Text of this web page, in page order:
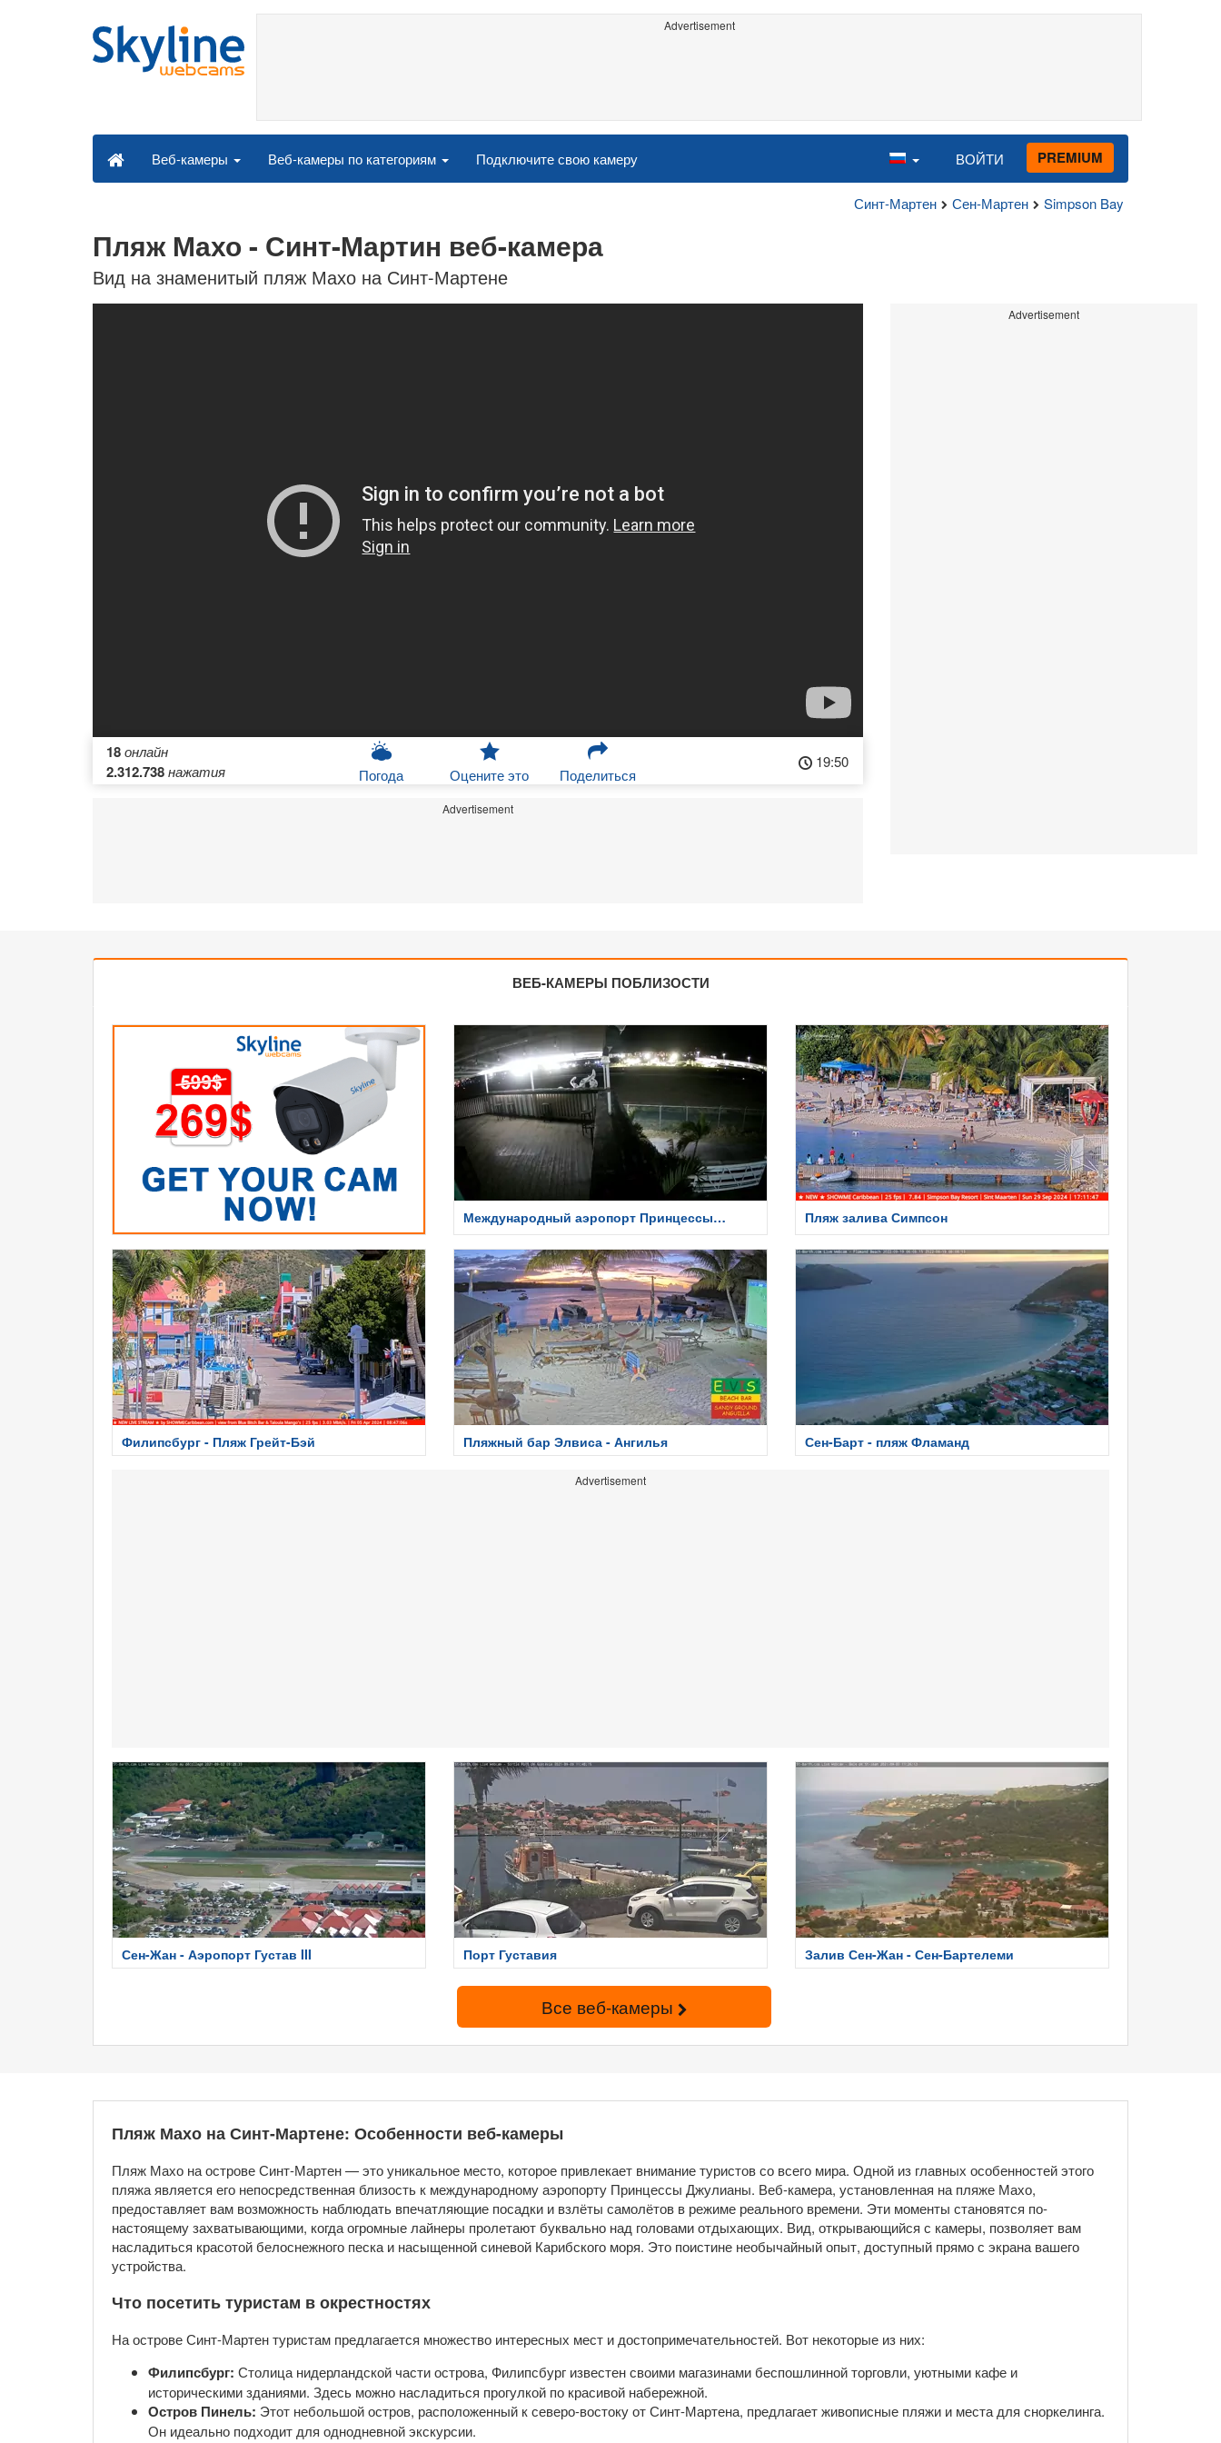
Advertisement
Веб-камеры Веб-камеры по категориям Подключите свою камеру ВОЙТИ PREMIUM
Синт-Мартен Сен-Мартен Simpson Bay
Пляж Махо - Синт-Мартин веб-камера
Вид на знаменитый пляж Махо на Синт-Мартене
18онлайн
2.312.738нажатия Погода Оцените это Поделиться
19:50
Advertisement
Advertisement
ВЕБ-КАМЕРЫ ПОБЛИЗОСТИ
Международный аэропорт Принцессы
Юлианы
Пляж залива Симпсон
Филипсбург - Пляж Грейт-Бэй Пляжный бар Элвиса - Ангилья Сен-Барт - пляж Фламанд
Advertisement
Сен-Жан - Аэропорт Густав III Порт Густавия Залив Сен-Жан - Сен-Бартелеми
Все веб-камеры
Пляж Махо на Синт-Мартене: Особенности веб-камеры
Пляж Махо на острове Синт-Мартен — это уникальное место, которое привлекает внимание туристов со всего мира. Одной из главных особенностей этого
пляжа является его непосредственная близость к международному аэропорту Принцессы Джулианы. Веб-камера, установленная на пляже Махо,
предоставляет вам возможность наблюдать впечатляющие посадки и взлёты самолётов в режиме реального времени. Эти моменты становятся по-
настоящему захватывающими, когда огромные лайнеры пролетают буквально над головами отдыхающих. Вид, открывающийся с камеры, позволяет вам
насладиться красотой белоснежного песка и насыщенной синевой Карибского моря. Это поистине необычайный опыт, доступный прямо с экрана вашего
устройства.
Что посетить туристам в окрестностях
На острове Синт-Мартен туристам предлагается множество интересных мест и достопримечательностей. Вот некоторые из них:
Филипсбург: Столица нидерландской части острова, Филипсбург известен своими магазинами беспошлинной торговли, уютными кафе и
историческими зданиями. Здесь можно насладиться прогулкой по красивой набережной.
Остров Пинель: Этот небольшой остров, расположенный к северо-востоку от Синт-Мартена, предлагает живописные пляжи и места для сноркелинга.
Он идеально подходит для однодневной экскурсии.